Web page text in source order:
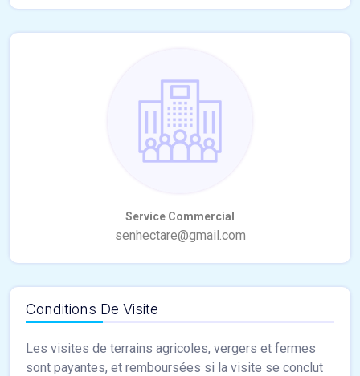
Conditions De Visite
Les visites de terrains agricoles, vergers et fermes
sont payantes, et remboursées si la visite se conclut